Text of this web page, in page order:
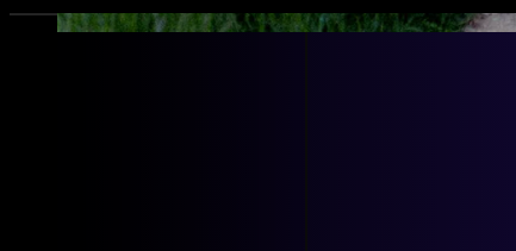
Speelfilmdebuut over